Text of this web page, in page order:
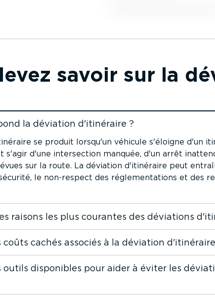
savoir sur la
la déviation d'itinéraire ?
se produit lorsqu'un véhicule s'éloigne d'un
s'agir d'une inter­section manquée, d'un arrêt
sur la route. La déviation d'itinéraire peut
le non-respect des régle­men­ta­tions et des
raisons les plus courantes des déviations
coûts cachés associés à la déviation
outils disponibles pour aider à éviter les